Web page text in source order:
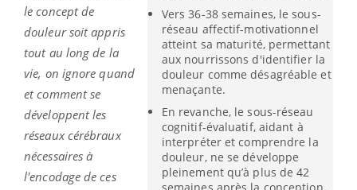
Vers 36-38 semaines, le sous-
réseau affectif-motivationnel
atteint sa maturité, permettant
aux nourrissons d'identifier la
douleur comme désagréable et
menaçante.
En revanche, le sous-réseau
cognitif-évaluatif, aidant à
interpréter et comprendre la
douleur, ne se développe
pleinement qu’à plus de 42
le concept de
douleur soit appris
tout au long de la
vie, on ignore quand
et comment se
développent les
réseaux cérébraux
nécessaires à
l'encodage de ces